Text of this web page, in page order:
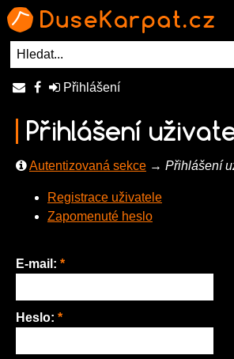
Přihlášení
Přihlášení
Autentizovaná sekce → Přihlášení
Registrace uživatele
Zapomenuté heslo
E-mail: *
Heslo: *